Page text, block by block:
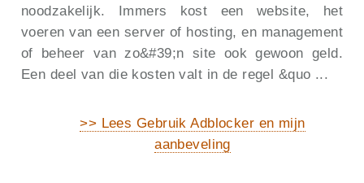
noodzakelijk. Immers kost een website, het
voeren van een server of hosting, en management
of beheer van zo&#39;n site ook gewoon geld.
Een deel van die kosten valt in de regel &quo ...
>> Lees Gebruik Adblocker en mijn
aanbeveling